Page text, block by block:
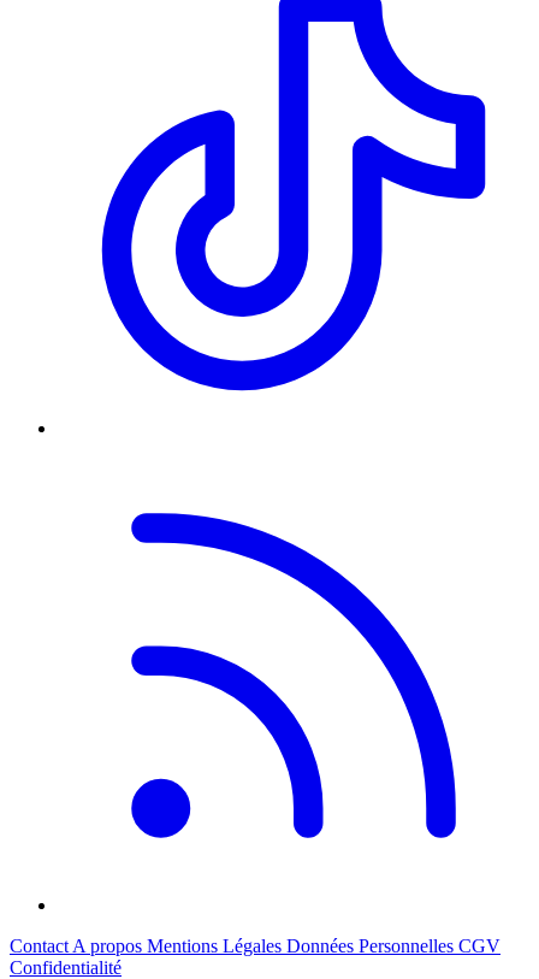
Contact A propos Mentions Légales Données Personnelles CGV
Confidentialité